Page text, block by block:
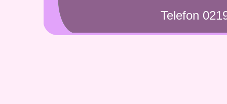
Telefon